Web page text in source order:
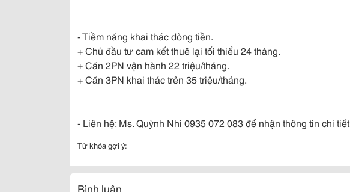
- Tiềm năng khai thác dòng tiền.
+ Chủ đầu tư cam kết thuê lại tối thiểu 24 tháng.
+ Căn 2PN vận hành 22 triệu/tháng.
+ Căn 3PN khai thác trên 35 triệu/tháng.
- Liên hệ: Ms. Quỳnh Nhi 0935 072 083 để nhận thông tin chi tiết
Từ khóa gợi ý:
Bình luận